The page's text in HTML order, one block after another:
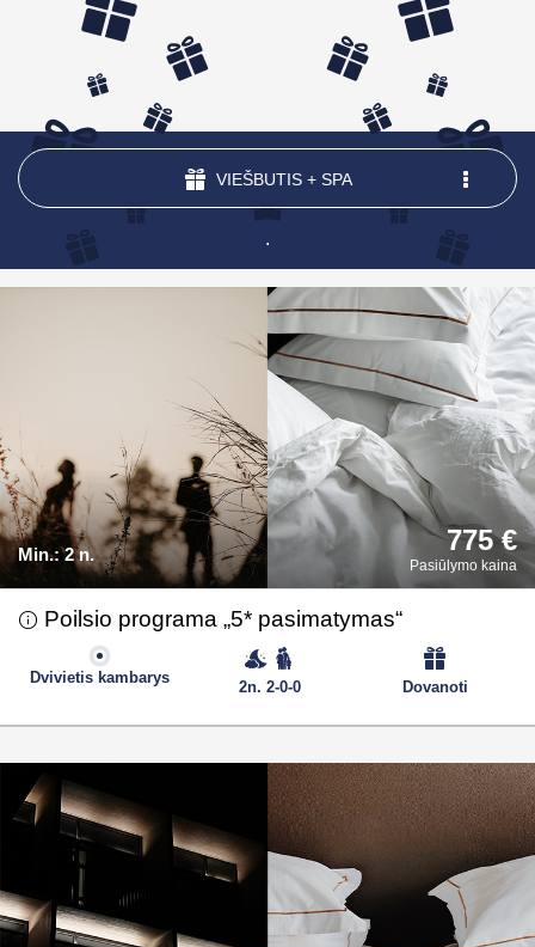
VIEŠBUTIS + SPA
.
Min.: 2 n. 775 €
Pasiūlymo kaina
Poilsio programa „5* pasimatymas“
Dovanoti
Dvivietis kambarys
2n. 2-0-0